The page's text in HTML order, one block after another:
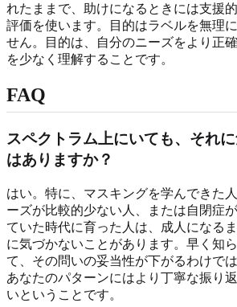
れたままで、助けになるときには支援
評価を使います。目的はラベルを無理
せん。目的は、自分のニーズをより正
を少なく理解することです。
FAQ
スペクトラム上にいても、それ
はありますか？
はい。特に、マスキングを学んできた
ーズが比較的少ない人、または自閉症
ていた時代に育った人は、成人になる
に気づかないことがあります。早く知
て、その問いの妥当性が下がるわけで
あなたのパターンにはより丁寧な振り
いということです。